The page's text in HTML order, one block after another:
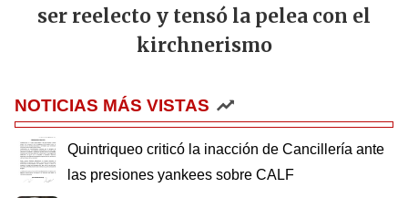
ser reelecto y tensó la pelea con el
kirchnerismo
NOTICIAS MÁS VISTAS
Quintriqueo criticó la inacción de Cancillería ante
las presiones yankees sobre CALF